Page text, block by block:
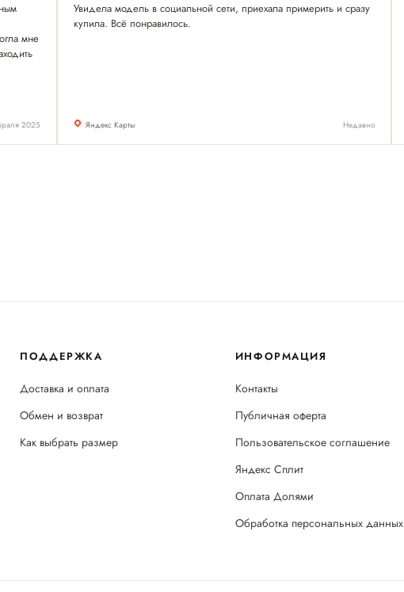
мне
2025
Увидела модель в социальной сети, приехала примерить и сразу
купила. Всё понравилось.
Яндекс Карты Недавно
ПОДДЕРЖКА
Доставка и оплата
Обмен и возврат
Как выбрать размер
ИНФОРМАЦИЯ
Контакты
Публичная оферта
Пользовательское соглашение
Яндекс Сплит
Оплата Долями
Обработка персональных данных